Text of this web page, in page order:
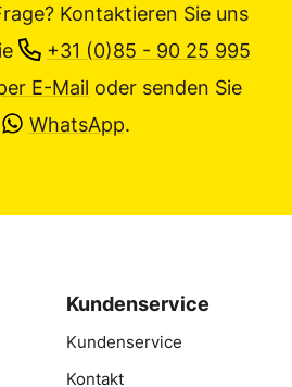
Kontaktieren Sie uns
+31 (0)85 - 90 25 995
E-Mail oder senden Sie
WhatsApp.
Kundenservice
Kundenservice
Kontakt